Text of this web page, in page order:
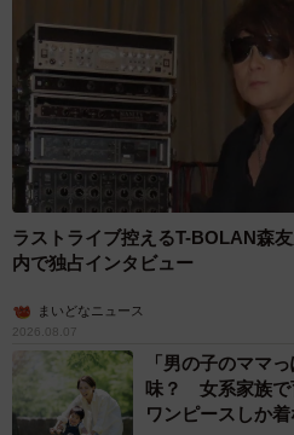
ラストライブ控えるT-BOLAN森
内で独占インタビュー
まいどなニュース
2026.08.07
「男の子のママ
味？ 女系家族で
ワンピースしか